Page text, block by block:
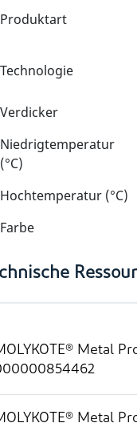
Produktart
Technologie
Verdicker
Niedrigtemperatur
(°C)
Hochtemperatur (°C)
Farbe
Metal
Metal